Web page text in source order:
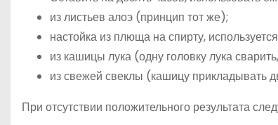
из листьев алоэ (принцип тот же);
настойка из плюща на спирту,
из кашицы лука (одну головку лука
из свежей свеклы (кашицу прикладывать
При отсутствии положительного результата